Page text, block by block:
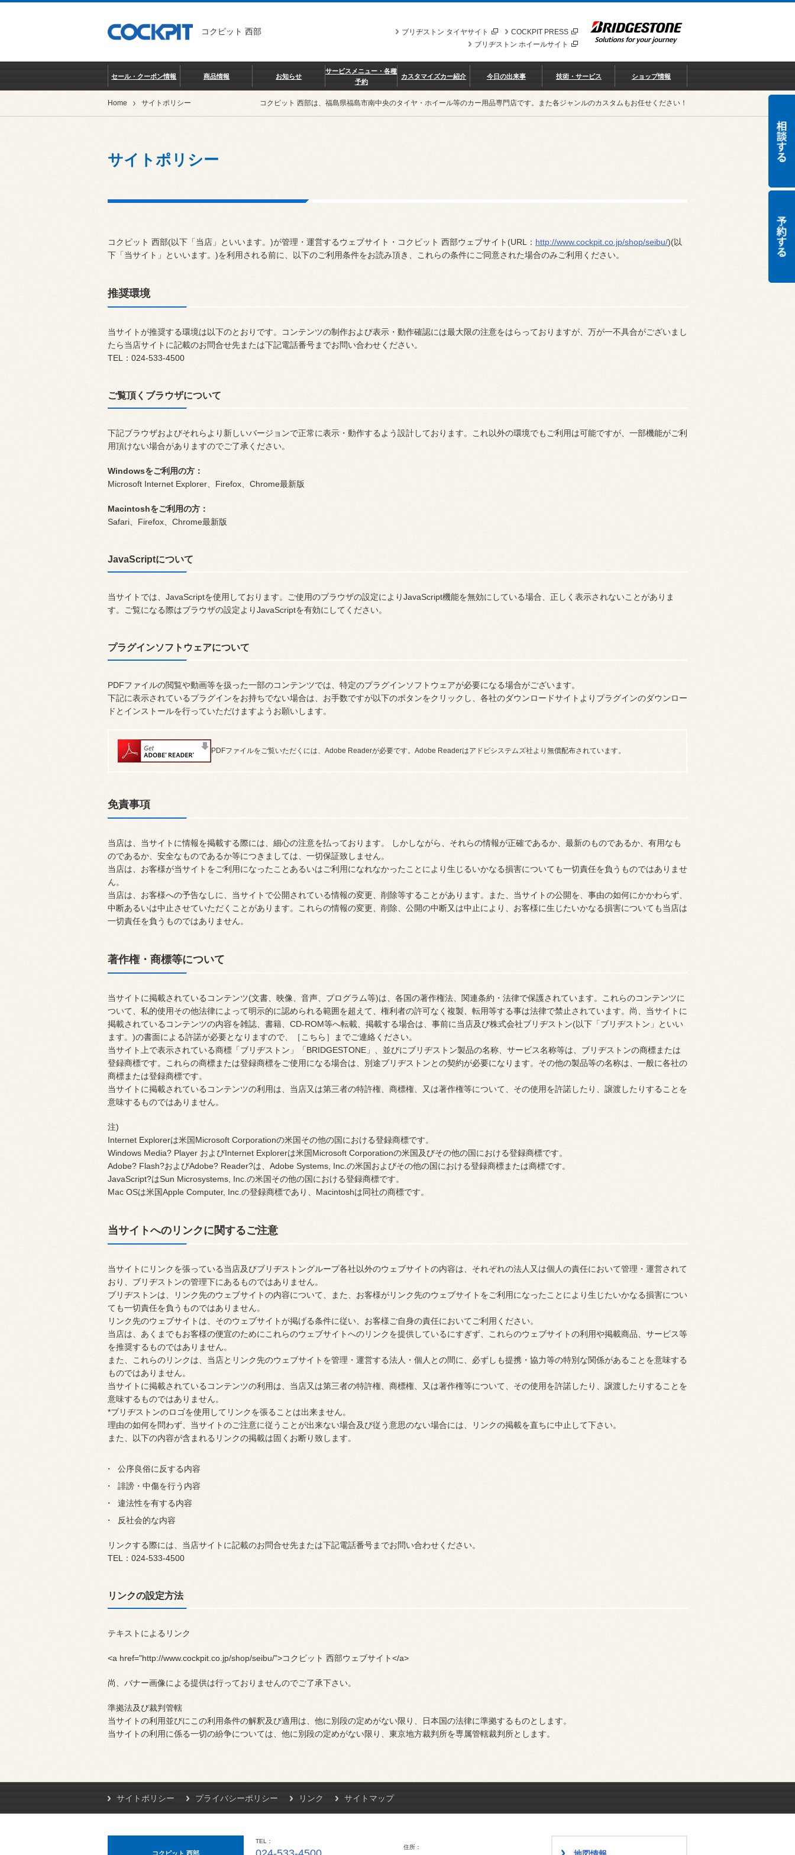
コクピット 西部 COCKPIT PRESS
ブリヂストン タイヤサイト
ブリヂストン ホイールサイト
セール・クーポン情報 商品情報 お知らせ
サービスメニュー・各種
予約
カスタマイズカー紹介 今日の出来事 技術・サービス ショップ情報
Home サイトポリシー コクピット 西部は、福島県福島市南中央のタイヤ・ホイール等のカー用品専門店です。また各ジャンルのカスタムもお任せください！
サイトポリシー
コクピット 西部(以下「当店」といいます。)が管理・運営するウェブサイト・コクピット 西部ウェブサイト(URL： http://www.cockpit.co.jp/shop/seibu/)(以
下「当サイト」といいます。)を利用される前に、以下のご利用条件をお読み頂き、これらの条件にご同意された場合のみご利用ください。
推奨環境
当サイトが推奨する環境は以下のとおりです。コンテンツの制作および表示・動作確認には最大限の注意をはらっておりますが、万が一不具合がございまし
たら当店サイトに記載のお問合せ先または下記電話番号までお問い合わせください。
TEL：024-533-4500
ご覧頂くブラウザについて
下記ブラウザおよびそれらより新しいバージョンで正常に表示・動作するよう設計しております。これ以外の環境でもご利用は可能ですが、一部機能がご利
用頂けない場合がありますのでご了承ください。
Windowsをご利用の方：
Microsoft Internet Explorer、Firefox、Chrome最新版
Macintoshをご利用の方：
Safari、Firefox、Chrome最新版
JavaScriptについて
当サイトでは、JavaScriptを使用しております。ご使用のブラウザの設定によりJavaScript機能を無効にしている場合、正しく表示されないことがありま
す。ご覧になる際はブラウザの設定よりJavaScriptを有効にしてください。
プラグインソフトウェアについて
PDFファイルの閲覧や動画等を扱った一部のコンテンツでは、特定のプラグインソフトウェアが必要になる場合がございます。
下記に表示されているプラグインをお持ちでない場合は、お手数ですが以下のボタンをクリックし、各社のダウンロードサイトよりプラグインのダウンロー
ドとインストールを行っていただけますようお願いします。
PDFファイルをご覧いただくには、Adobe Readerが必要です。Adobe Readerはアドビシステムズ社より無償配布されています。
免責事項
当店は、当サイトに情報を掲載する際には、細心の注意を払っております。 しかしながら、それらの情報が正確であるか、最新のものであるか、有用なも
のであるか、安全なものであるか等につきましては、一切保証致しません。
当店は、お客様が当サイトをご利用になったことあるいはご利用になれなかったことにより生じるいかなる損害についても一切責任を負うものではありませ
ん。
当店は、お客様への予告なしに、当サイトで公開されている情報の変更、削除等することがあります。また、当サイトの公開を、事由の如何にかかわらず、
中断あるいは中止させていただくことがあります。これらの情報の変更、削除、公開の中断又は中止により、お客様に生じたいかなる損害についても当店は
一切責任を負うものではありません。
著作権・商標等について
当サイトに掲載されているコンテンツ(文書、映像、音声、プログラム等)は、各国の著作権法、関連条約・法律で保護されています。これらのコンテンツに
ついて、私的使用その他法律によって明示的に認められる範囲を超えて、権利者の許可なく複製、転用等する事は法律で禁止されています。尚、当サイトに
掲載されているコンテンツの内容を雑誌、書籍、CD-ROM等へ転載、掲載する場合は、事前に当店及び株式会社ブリヂストン(以下「ブリヂストン」といい
ます。)の書面による許諾が必要となりますので、［こちら］までご連絡ください。
当サイト上で表示されている商標「ブリヂストン」「BRIDGESTONE」、並びにブリヂストン製品の名称、サービス名称等は、ブリヂストンの商標または
登録商標です。これらの商標または登録商標をご使用になる場合は、別途ブリヂストンとの契約が必要になります。その他の製品等の名称は、一般に各社の
商標または登録商標です。
当サイトに掲載されているコンテンツの利用は、当店又は第三者の特許権、商標権、又は著作権等について、その使用を許諾したり、譲渡したりすることを
意味するものではありません。
注)
Internet Explorerは米国Microsoft Corporationの米国その他の国における登録商標です。
Windows Media? Player およびInternet Explorerは米国Microsoft Corporationの米国及びその他の国における登録商標です。
Adobe? Flash?およびAdobe? Reader?は、Adobe Systems, Inc.の米国およびその他の国における登録商標または商標です。
JavaScript?はSun Microsystems, Inc.の米国その他の国における登録商標です。
Mac OSは米国Apple Computer, Inc.の登録商標であり、Macintoshは同社の商標です。
当サイトへのリンクに関するご注意
当サイトにリンクを張っている当店及びブリヂストングループ各社以外のウェブサイトの内容は、それぞれの法人又は個人の責任において管理・運営されて
おり、ブリヂストンの管理下にあるものではありません。
ブリヂストンは、リンク先のウェブサイトの内容について、また、お客様がリンク先のウェブサイトをご利用になったことにより生じたいかなる損害につい
ても一切責任を負うものではありません。
リンク先のウェブサイトは、そのウェブサイトが掲げる条件に従い、お客様ご自身の責任においてご利用ください。
当店は、あくまでもお客様の便宜のためにこれらのウェブサイトへのリンクを提供しているにすぎず、これらのウェブサイトの利用や掲載商品、サービス等
を推奨するものではありません。
また、これらのリンクは、当店とリンク先のウェブサイトを管理・運営する法人・個人との間に、必ずしも提携・協力等の特別な関係があることを意味する
ものではありません。
当サイトに掲載されているコンテンツの利用は、当店又は第三者の特許権、商標権、又は著作権等について、その使用を許諾したり、譲渡したりすることを
意味するものではありません。
*ブリヂストンのロゴを使用してリンクを張ることは出来ません。
理由の如何を問わず、当サイトのご注意に従うことが出来ない場合及び従う意思のない場合には、リンクの掲載を直ちに中止して下さい。
また、以下の内容が含まれるリンクの掲載は固くお断り致します。
公序良俗に反する内容
誹謗・中傷を行う内容
違法性を有する内容
反社会的な内容
リンクする際には、当店サイトに記載のお問合せ先または下記電話番号までお問い合わせください。
TEL：024-533-4500
リンクの設定方法
テキストによるリンク
<a href="http://www.cockpit.co.jp/shop/seibu/">コクピット 西部ウェブサイト</a>
尚、バナー画像による提供は行っておりませんのでご了承下さい。
準拠法及び裁判管轄
当サイトの利用並びにこの利用条件の解釈及び適用は、他に別段の定めがない限り、日本国の法律に準拠するものとします。
当サイトの利用に係る一切の紛争については、他に別段の定めがない限り、東京地方裁判所を専属管轄裁判所とします。
サイトポリシー プライバシーポリシー リンク サイトマップ
コクピット 西部
TEL
住所